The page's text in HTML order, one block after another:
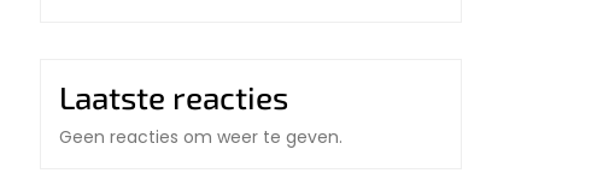
Laatste reacties
Geen reacties om weer te geven.